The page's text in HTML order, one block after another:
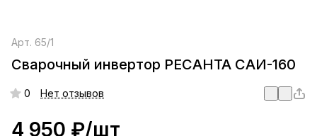
Арт. 65/1
Сварочный инвертор РЕСАНТА САИ-160
0 Нет отзывов
4 950 ₽/шт